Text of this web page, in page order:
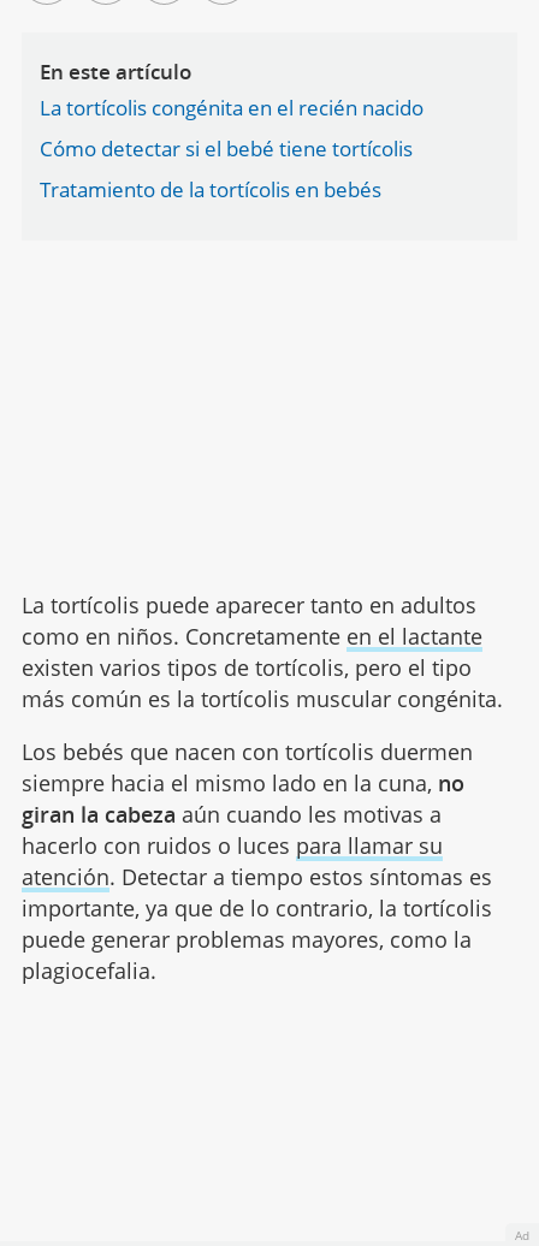
En este artículo
La tortícolis congénita en el recién nacido
Cómo detectar si el bebé tiene tortícolis
Tratamiento de la tortícolis en bebés
La tortícolis puede aparecer tanto en adultos
como en niños. Concretamente en el lactante
existen varios tipos de tortícolis, pero el tipo
más común es la tortícolis muscular congénita.
Los bebés que nacen con tortícolis duermen
siempre hacia el mismo lado en la cuna, no
giran la cabeza aún cuando les motivas a
hacerlo con ruidos o luces para llamar su
atención. Detectar a tiempo estos síntomas es
importante, ya que de lo contrario, la tortícolis
puede generar problemas mayores, como la
plagiocefalia.
Ad